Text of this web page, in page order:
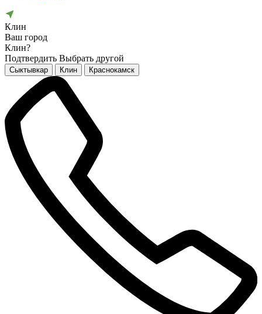
Клин
Ваш город
Клин?
Подтвердить Выбрать другой
Сыктывкар Клин Краснокамск